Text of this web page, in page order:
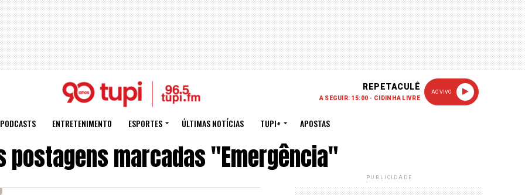
REPETACULÊ
A SEGUIR: 15:00 - CIDINHA LIVRE
AO VIVO
PODCASTS ENTRETENIMENTO ESPORTES ÚLTIMAS NOTÍCIAS TUPI+ APOSTAS
postagens marcadas "Emergência"
PUBLICIDADE